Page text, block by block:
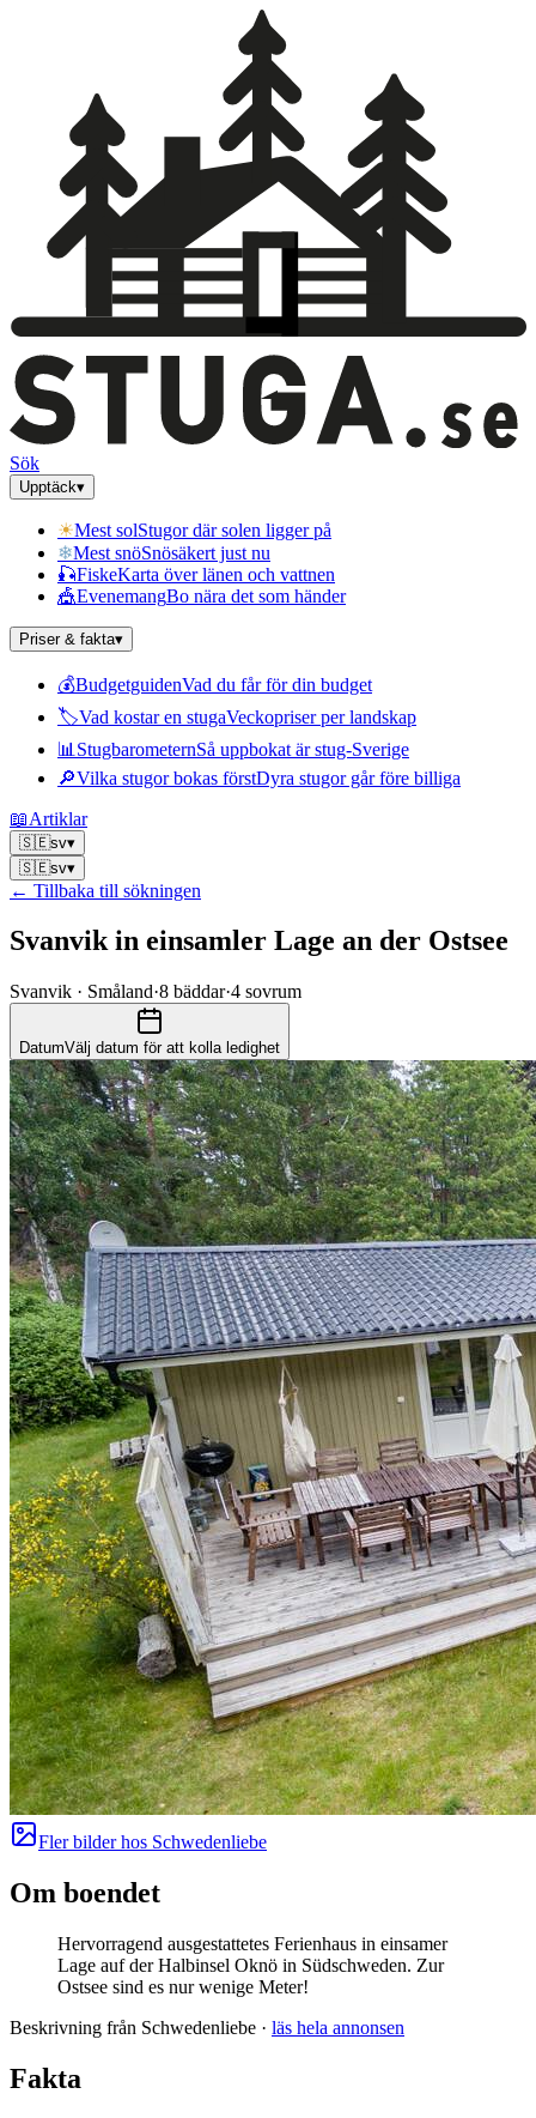
Sök
Upptäck▾
☀Mest solStugor där solen ligger på
❄Mest snöSnösäkert just nu
🎣FiskeKarta över länen och vattnen
🎪EvenemangBo nära det som händer
Priser & fakta▾
💰BudgetguidenVad du får för din budget
🏷Vad kostar en stugaVeckopriser per landskap
📊 StugbarometernSå uppbokat är stug-Sverige
🔎Vilka stugor bokas förstDyra stugor går före billiga
📖Artiklar
🇸🇪sv▾
🇸🇪sv▾
← Tillbaka till sökningen
Svanvik in einsamler Lage an der Ostsee
Svanvik · Småland·8 bäddar·4 sovrum
DatumVälj datum för att kolla ledighet
Fler bilder hos Schwedenliebe
Om boendet
Hervorragend ausgestattetes Ferienhaus in einsamer
Lage auf der Halbinsel Oknö in Südschweden. Zur
Ostsee sind es nur wenige Meter!
Beskrivning från Schwedenliebe · läs hela annonsen
Fakta